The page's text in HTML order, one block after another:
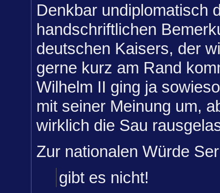
Denkbar undiplomatisch
handschriftlichen
deutschen Kaisers, der
gerne kurz am Rand
Wilhelm II ging ja
mit seiner Meinung um,
wirklich die Sau
Zur nationalen Würde
gibt es nicht!